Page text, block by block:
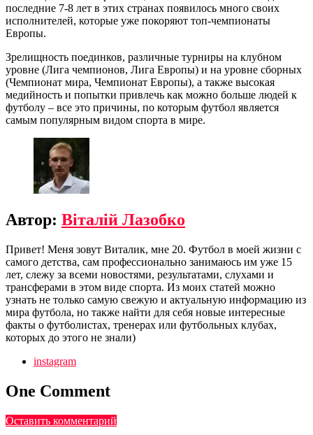
последние 7-8 лет в этих странах появилось много своих
исполнителей, которые уже покоряют топ-чемпионаты
Европы.
Зрелищность поединков, различные турниры на клубном
уровне (Лига чемпионов, Лига Европы) и на уровне сборных
(Чемпионат мира, Чемпионат Европы), а также высокая
медийность и попытки привлечь как можно больше людей к
футболу – все это причины, по которым футбол является
самым популярным видом спорта в мире.
Автор: Віталій Лазобко
Привет! Меня зовут Виталик, мне 20. Футбол в моей жизни с
самого детства, сам профессионально занимаюсь им уже 15
лет, слежу за всеми новостями, результатами, слухами и
трансферами в этом виде спорта. Из моих статей можно
узнать не только самую свежую и актуальную информацию из
мира футбола, но также найти для себя новые интересные
факты о футболистах, тренерах или футбольных клубах,
которых до этого не знали)
instagram
One Comment
Оставить комментарий